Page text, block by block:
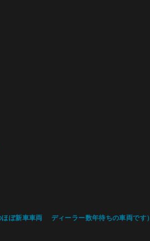
ぼ新車車両 ディーラー数年待ちの車両です）